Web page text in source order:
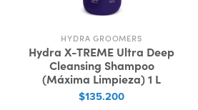
HYDRA GROOMERS
Hydra X-TREME Ultra Deep
Cleansing Shampoo
(Máxima Limpieza) 1 L
$135.200